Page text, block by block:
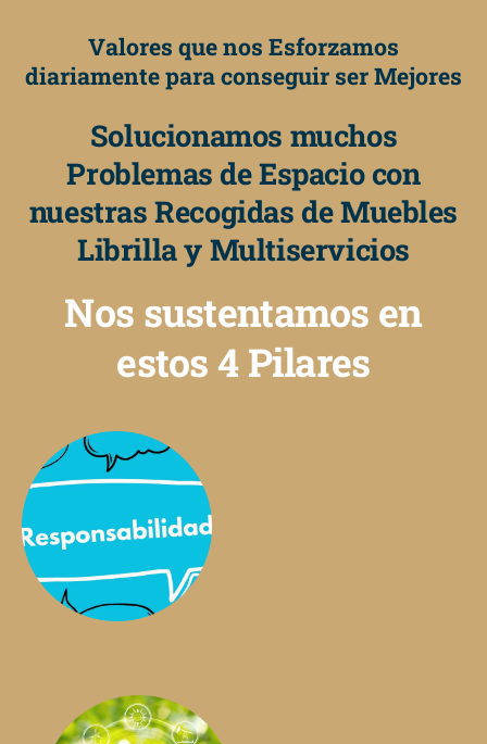
Valores que nos Esforzamos
diariamente para conseguir ser Mejores
Solucionamos muchos
Problemas de Espacio con
nuestras Recogidas de Muebles
Librilla y Multiservicios
Nos sustentamos en
estos 4 Pilares